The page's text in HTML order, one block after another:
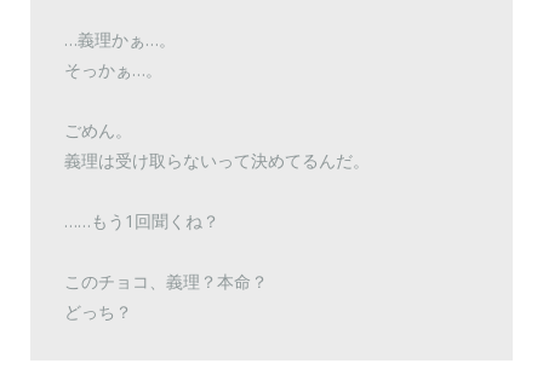
…義理かぁ…。
そっかぁ…。
ごめん。
義理は受け取らないって決めてるんだ。
……もう1回聞くね？
このチョコ、義理？本命？
どっち？